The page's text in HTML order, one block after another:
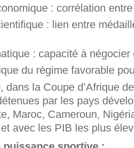
: corrélation
: lien entre
: capacité à
du régime favorable
dans la Coupe d’Afrique
par les pays
Maroc, Cameroun,
avec les PIB les plus